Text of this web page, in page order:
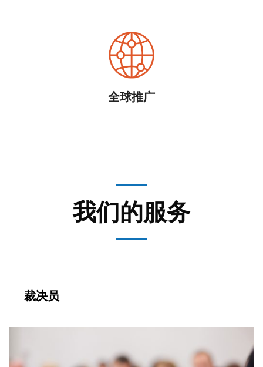
全球推广
我们的服务
裁决员